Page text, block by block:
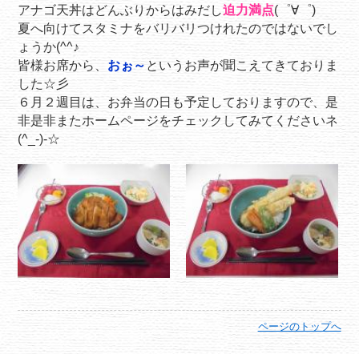
アナゴ天丼はどんぶりからはみだし迫力満点(゜∀゜)
夏へ向けてスタミナをバリバリつけれたのではないでし
ょうか(^^♪
皆様お席から、 おぉ～ というお声が聞こえてきておりま
した☆彡
６月２週目は、お弁当の日も予定しておりますので、是
非是非またホームページをチェックしてみてくださいネ
(^_-)-☆
ページのトップへ